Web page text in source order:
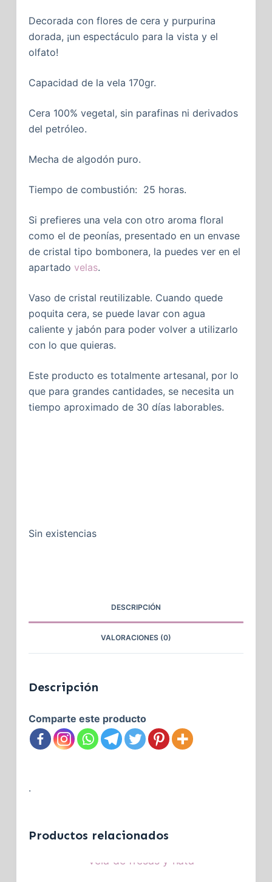
Decorada con flores de cera y purpurina
dorada, ¡un espectáculo para la vista y el
olfato!
Capacidad de la vela 170gr.
Cera 100% vegetal, sin parafinas ni derivados
del petróleo.
Mecha de algodón puro.
Tiempo de combustión: 25 horas.
Si prefieres una vela con otro aroma floral
como el de peonías, presentado en un envase
de cristal tipo bombonera, la puedes ver en el
apartado velas.
Vaso de cristal reutilizable. Cuando quede
poquita cera, se puede lavar con agua
caliente y jabón para poder volver a utilizarlo
con lo que quieras.
Este producto es totalmente artesanal, por lo
que para grandes cantidades, se necesita un
tiempo aproximado de 30 días laborables.
Sin existencias
DESCRIPCIÓN
VALORACIONES (0)
Descripción
Comparte este producto
.
Productos relacionados